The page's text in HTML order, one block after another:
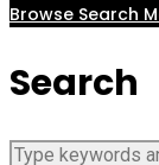
Browse Search
Search